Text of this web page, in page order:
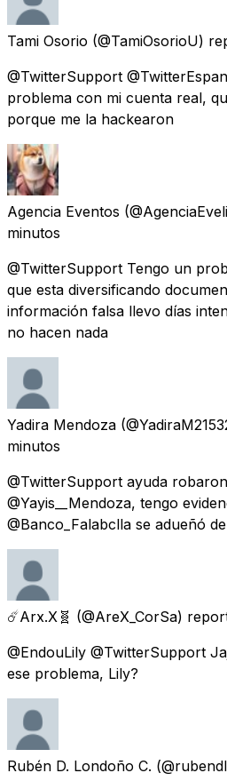
Tami Osorio (@TamiOsorioU)
@TwitterSupport
problema con mi cuenta real,
porque me la hackearon
Agencia Eventos
minutos
@TwitterSupport Tengo un
que esta diversificando
información falsa llevo días
no hacen nada
Yadira Mendoza
minutos
@TwitterSupport ayuda
@Yayis__Mendoza, tengo
@Banco_Falabclla se adueñó
☄️Arx.X🧬 (@AreX_CorSa)
@EndouLily @TwitterSupport
ese problema, Lily?
Rubén D. Londoño C.